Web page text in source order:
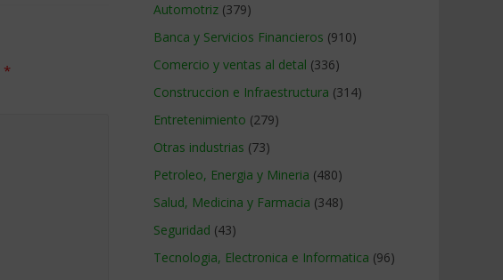
*
Automotriz (379)
Banca y Servicios Financieros (910)
Comercio y ventas al detal (336)
Construccion e Infraestructura (314)
Entretenimiento (279)
Otras industrias (73)
Petroleo, Energia y Mineria (480)
Salud, Medicina y Farmacia (348)
Seguridad (43)
Tecnologia, Electronica e Informatica (96)